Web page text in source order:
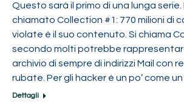
Questo sarà il primo di una lunga serie.
chiamato Collection #1: 770 milioni di
violate è il suo contenuto. Si chiama
secondo molti potrebbe
archivio di sempre di indirizzi Mail con
rubate. Per gli hacker è un po’ come
Dettagli